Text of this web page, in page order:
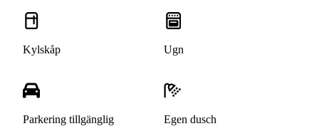
Kylskåp Ugn
Parkering tillgänglig Egen dusch